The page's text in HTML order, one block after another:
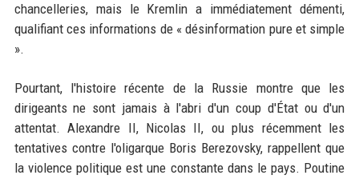
chancelleries, mais le Kremlin a immédiatement démenti,
qualifiant ces informations de « désinformation pure et simple
».
Pourtant, l'histoire récente de la Russie montre que les
dirigeants ne sont jamais à l'abri d'un coup d'État ou d'un
attentat. Alexandre II, Nicolas II, ou plus récemment les
tentatives contre l'oligarque Boris Berezovsky, rappellent que
la violence politique est une constante dans le pays. Poutine